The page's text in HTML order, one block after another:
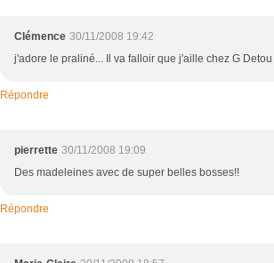
Clémence 30/11/2008 19:42
j'adore le praliné... Il va falloir que j'aille chez G
Répondre
pierrette 30/11/2008 19:09
Des madeleines avec de super belles bosses!!
Répondre